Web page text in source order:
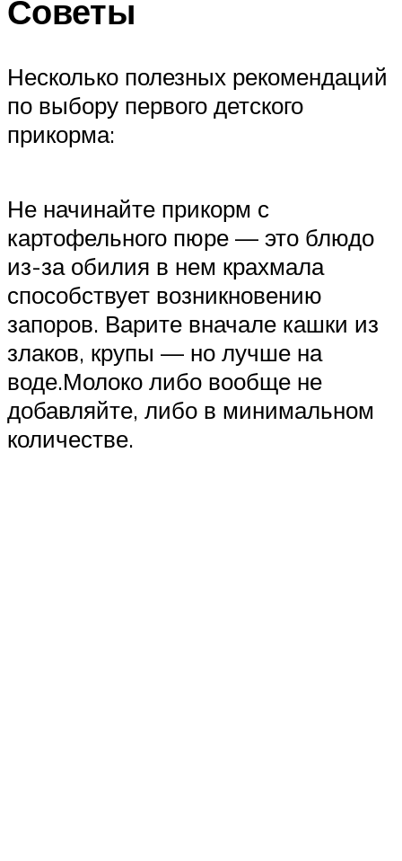
Советы
Несколько полезных рекомендаций
по выбору первого детского
прикорма:
Не начинайте прикорм с
картофельного пюре — это блюдо
из-за обилия в нем крахмала
способствует возникновению
запоров. Варите вначале кашки из
злаков, крупы — но лучше на
воде.Молоко либо вообще не
добавляйте, либо в минимальном
количестве.